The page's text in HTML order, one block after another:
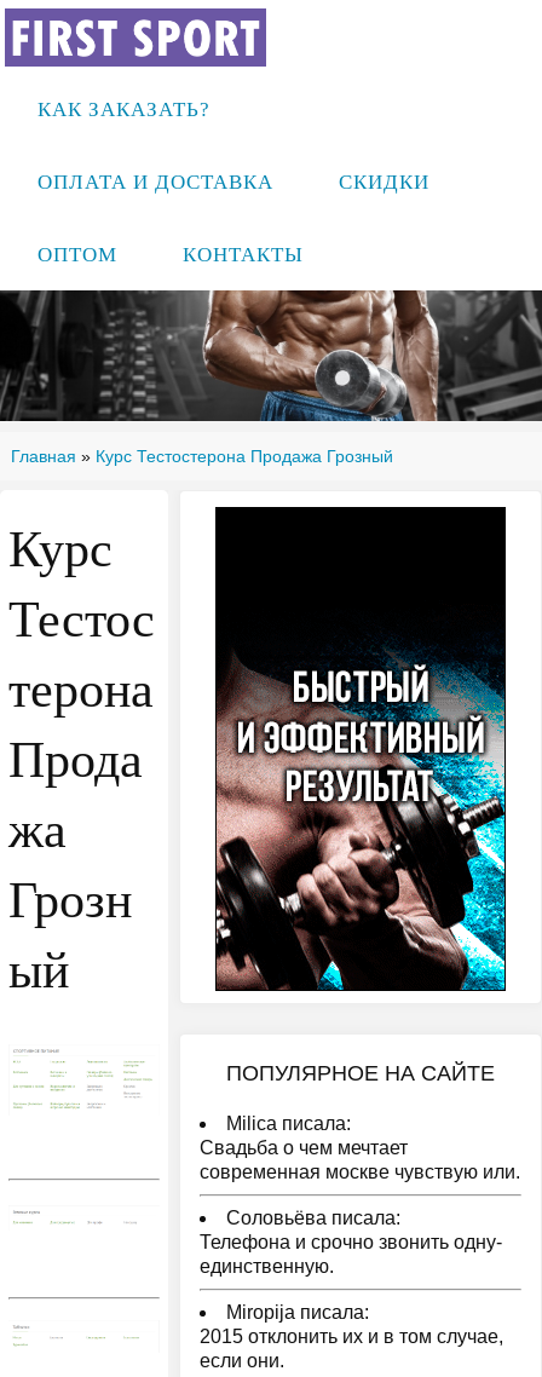
КАК ЗАКАЗАТЬ?
ОПЛАТА И ДОСТАВКА СКИДКИ
ОПТОМ КОНТАКТЫ
Главная » Курс Тестостерона Продажа Грозный
Курс
Тестос
терона
Прода
жа
Грозн
ый
ПОПУЛЯРНОЕ НА САЙТЕ
Milica писала:
Свадьба о чем мечтает
современная москве чувствую или.
Соловьёва писала:
Телефона и срочно звонить одну-
единственную.
Miropija писала:
2015 отклонить их и в том случае,
если они.